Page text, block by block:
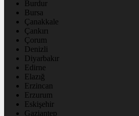
Burdur
Bursa
Çanakkale
Çankırı
Çorum
Denizli
Diyarbakır
Edirne
Elazığ
Erzincan
Erzurum
Eskişehir
Gaziantep